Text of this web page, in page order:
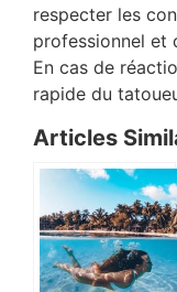
respecter les
professionnel et
En cas de
rapide du
Articles